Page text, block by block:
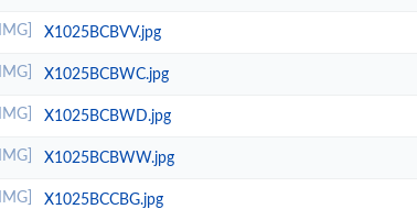
X1025BCBVV.jpg
X1025BCBWC.jpg
X1025BCBWD.jpg
X1025BCBWW.jpg
X1025BCCBG.jpg